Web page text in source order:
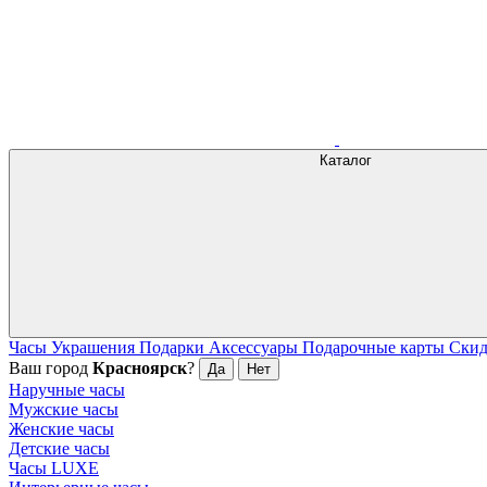
Каталог
Часы Украшения Подарки Аксессуары Подарочные карты
Ваш город Красноярск? Да Нет
Наручные часы
Мужские часы
Женские часы
Детские часы
Часы LUXE